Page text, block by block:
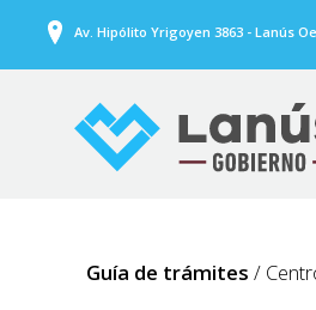
Av. Hipólito Yrigoyen 3863 - Lanús
Guía de trámites /